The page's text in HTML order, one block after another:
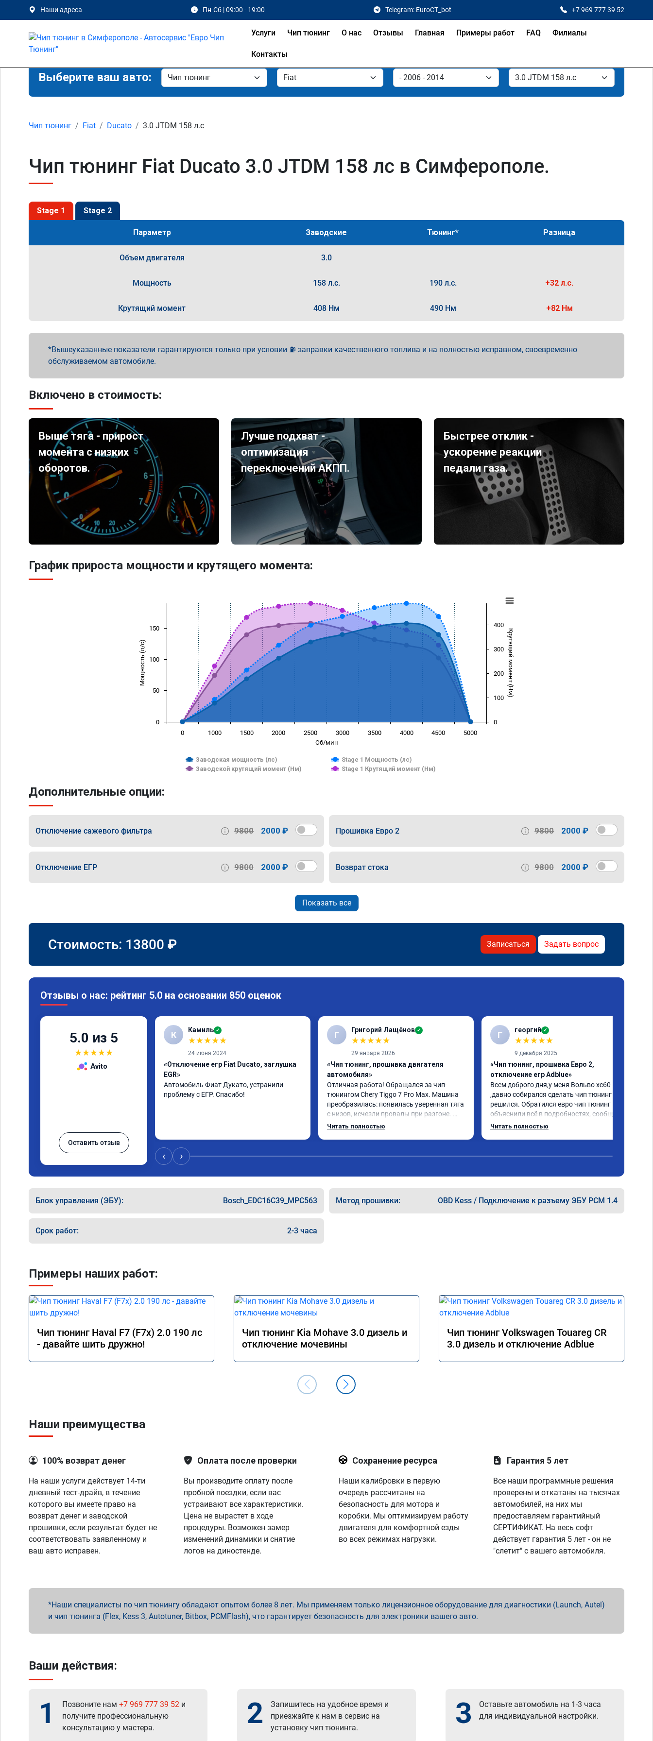
Наши адреса Пн-Сб | 09:00 - 19:00 Telegram: EuroCT_bot +7 969 777 39 52
Услуги Чип тюнинг О нас Отзывы Главная Примеры работ FAQ Филиалы
Контакты
Выберите ваш авто:
Чип тюнинг Fiat Ducato 3.0 JTDM 158 л.с
Чип тюнинг Fiat Ducato 3.0 JTDM 158 лс в Симферополе.
Stage 1 Stage 2
Параметр Заводские Тюнинг* Разница
Объем двигателя 3.0
Мощность 158 л.с. 190 л.с. +32 л.с.
Крутящий момент 408 Нм 490 Нм +82 Нм
Вышеуказанные показатели гарантируются только при условии ⛽ заправки качественного топлива и на полностью исправном, своевременно
обслуживаемом автомобиле.
Включено в стоимость:
Выше тяга - прирост
момента с низких
оборотов.
Лучше подхват -
оптимизация
переключений АКПП.
Быстрее отклик -
ускорение реакции
педали газа.
График прироста мощности и крутящего момента:
Об/мин
Мощность (л/с) Крутящий момент (Нм)
Заводская мощность (лс)
Stage 1 Мощность (лс)
Заводской крутящий момент (Нм)
Stage 1 Крутящий момент (Нм)
0 1000 1500 2000 2500 3000 3500 4000 4500 5000
0
50
100
150
0
100
200
300
400
Дополнительные опции:
Отключение сажевого фильтра 9800 2000 ₽ Прошивка Евро 2 9800 2000 ₽
Отключение ЕГР 9800 2000 ₽ Возврат стока 9800 2000 ₽
Показать все
Стоимость: 13800 ₽ Записаться Задать вопрос
Отзывы о нас: рейтинг 5.0 на основании 850 оценок
5.0 из 5
★★★★★
Avito
Оставить отзыв
К Камиль ✓
★★★★★
24 июня 2024
«Отключение егр Fiat Ducato, заглушка
EGR»
Автомобиль Фиат Дукато, устранили
проблему с ЕГР. Спасибо!
Г Григорий Лащёнов ✓
★★★★★
29 января 2026
«Чип тюнинг, прошивка двигателя
автомобиля»
Отличная работа! Обращался за чип-
тюнингом Chery Tiggo 7 Pro Max. Машина
преобразилась: появилась уверенная тяга
с низов, исчезли провалы при разгоне.
Расход в спокойном режиме даже немного
Читать полностью
Г георгий ✓
★★★★★
9 декабря 2025
«Чип тюнинг, прошивка Евро 2,
отключение егр Adblue»
Всем доброго дня,у меня Вольво xc60
,давно собирался сделать чип тюнинг и
решился. Обратился евро чип тюнинг мне
объяснили всё в подробностях, сообщили
сумму записали. Приехал в назначенное
Читать полностью
‹ ›
Блок управления (ЭБУ): Bosch_EDC16C39_MPC563 Метод прошивки: OBD Kess / Подключение к разъему ЭБУ PCM 1.4
Срок работ: 2-3 часа
Примеры наших работ:
Чип тюнинг Haval F7 (F7x) 2.0 190 лс
- давайте шить дружно!
Чип тюнинг Kia Mohave 3.0 дизель и
отключение мочевины
Чип тюнинг Volkswagen Touareg CR
3.0 дизель и отключение Adblue
Наши преимущества
100% возврат денег
На наши услуги действует 14-ти
дневный тест-драйв, в течение
которого вы имеете право на
возврат денег и заводской
прошивки, если результат будет не
соответствовать заявленному и
ваш авто исправен.
Оплата после проверки
Вы производите оплату после
пробной поездки, если вас
устраивают все характеристики.
Цена не вырастет в ходе
процедуры. Возможен замер
изменений динамики и снятие
логов на диностенде.
Сохранение ресурса
Наши калибровки в первую
очередь рассчитаны на
безопасность для мотора и
коробки. Мы оптимизируем работу
двигателя для комфортной езды
во всех режимах нагрузки.
Гарантия 5 лет
Все наши программные решения
проверены и откатаны на тысячах
автомобилей, на них мы
предоставляем гарантийный
СЕРТИФИКАТ. На весь софт
действует гарантия 5 лет - он не
"слетит" с вашего автомобиля.
Наши специалисты по чип тюнингу обладают опытом более 8 лет. Мы применяем только лицензионное оборудование для диагностики (Launch, Autel)
и чип тюнинга (Flex, Kess 3, Autotuner, Bitbox, PCMFlash), что гарантирует безопасность для электроники вашего авто.
Ваши действия:
1 Позвоните нам +7 969 777 39 52 и
получите профессиональную
консультацию у мастера.
2
Запишитесь на удобное время и
приезжайте к нам в сервис на
установку чип тюнинга.
3
Оставьте автомобиль на 1-3 часа
для индивидуальной настройки.